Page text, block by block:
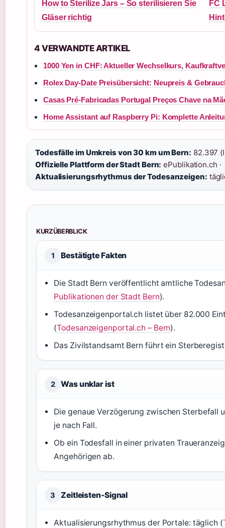
How to Sterilize Jars – So sterilisieren Sie
Gläser richtig
FC
4 VERWANDTE ARTIKEL
1000 Yen in CHF: Aktueller Wechselkurs,
Rolex Day-Date Preisübersicht: Neupreis &
Casas Pré-Fabricadas Portugal Preços Chave na
Home Assistant auf Raspberry Pi: Komplette
Todesfälle im Umkreis von 30 km um Bern: 82.397
Offizielle Plattform der Stadt Bern: ePublikation.ch ·
Aktualisierungsrhythmus der Todesanzeigen:
KURZÜBERBLICK
1 Bestätigte Fakten
Die Stadt Bern veröffentlicht amtliche
Publikationen der Stadt Bern).
Todesanzeigenportal.ch listet über 82.000
(Todesanzeigenportal.ch – Bern).
Das Zivilstandsamt Bern führt ein
2 Was unklar ist
Die genaue Verzögerung zwischen
je nach Fall.
Ob ein Todesfall in einer privaten
Angehörigen ab.
3 Zeitleisten-Signal
Aktualisierungsrhythmus der Portale: täglich (